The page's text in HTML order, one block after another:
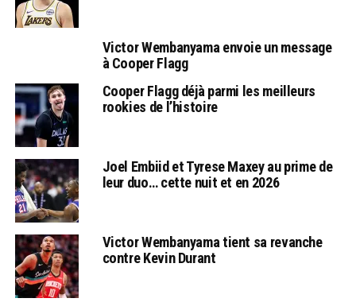
Victor Wembanyama envoie un message
à Cooper Flagg
Cooper Flagg déjà parmi les meilleurs
rookies de l’histoire
Joel Embiid et Tyrese Maxey au prime de
leur duo… cette nuit et en 2026
Victor Wembanyama tient sa revanche
contre Kevin Durant